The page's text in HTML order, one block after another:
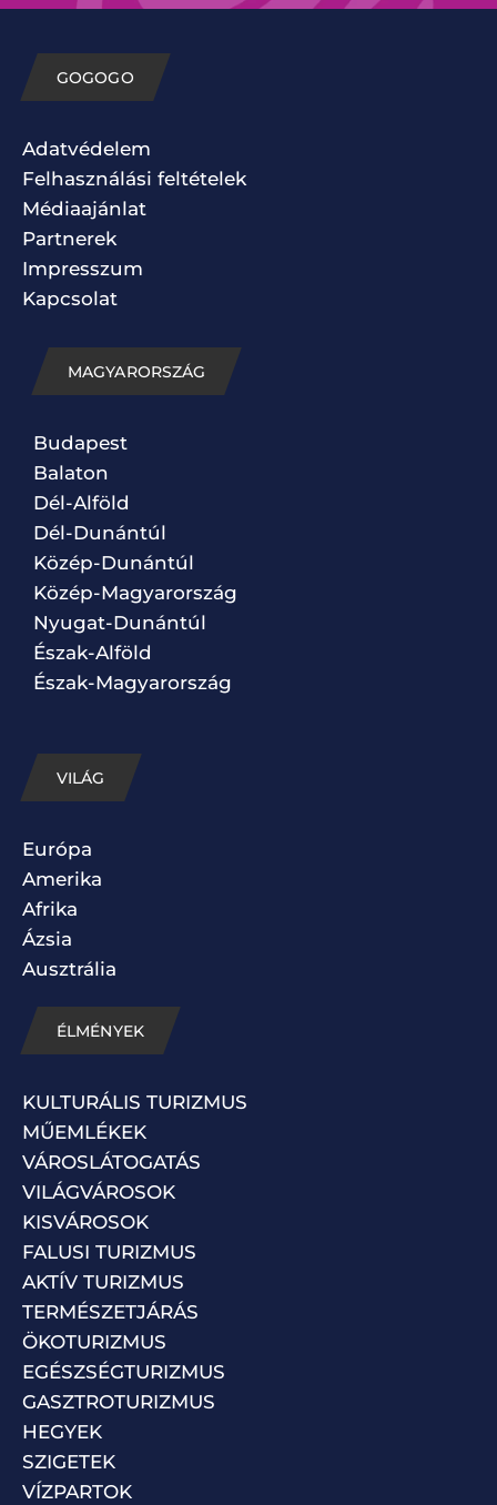
GOGOGO
Adatvédelem
Felhasználási feltételek
Médiaajánlat
Partnerek
Impresszum
Kapcsolat
MAGYARORSZÁG
Budapest
Balaton
Dél-Alföld
Dél-Dunántúl
Közép-Dunántúl
Közép-Magyarország
Nyugat-Dunántúl
Észak-Alföld
Észak-Magyarország
VILÁG
Európa
Amerika
Afrika
Ázsia
Ausztrália
ÉLMÉNYEK
KULTURÁLIS TURIZMUS
MŰEMLÉKEK
VÁROSLÁTOGATÁS
VILÁGVÁROSOK
KISVÁROSOK
FALUSI TURIZMUS
AKTÍV TURIZMUS
TERMÉSZETJÁRÁS
ÖKOTURIZMUS
EGÉSZSÉGTURIZMUS
GASZTROTURIZMUS
HEGYEK
SZIGETEK
VÍZPARTOK